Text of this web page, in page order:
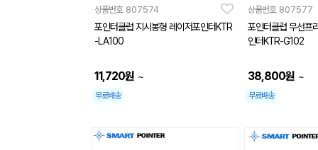
상품번호 807574
포인터클럽 지시봉형 레이저포인터KTR
-LA100
11,720원 ~
무료배송
상품번호 807577
포인터클럽 무선프
인터KTR-G102
38,800원 ~
무료배송